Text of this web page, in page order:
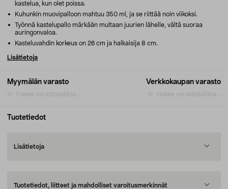
Myymälän varasto
Hakee varastosaldoa...
Verkkokaupan varasto
Hakee varastosaldoa...
kastelua, kun olet poissa.
Kuhunkin muovipalloon mahtuu 350 ml, ja se riittää noin viikoksi.
Työnnä kastelupallo märkään multaan juurien lähelle, vältä suoraa
auringonvaloa.
Kasteluvahdin korkeus on 26 cm ja halkaisija 8 cm.
Lisätietoja
Tuotetiedot
Lisätietoja
Tuotetiedot, liitteet ja mahdolliset varoitusmerkinnät